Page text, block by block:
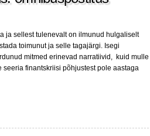
ja sellest tulenevalt on ilmunud hulgaliselt
toimunut ja selle tagajärgi. Isegi
mitmed erinevad narratiivid, kuid mulle
finantskriisi põhjustest pole aastaga